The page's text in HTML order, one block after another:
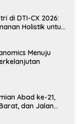
di DTI-CX 2026:
Holistik untuk
Menuju
Abad ke-21,
dan Jalan